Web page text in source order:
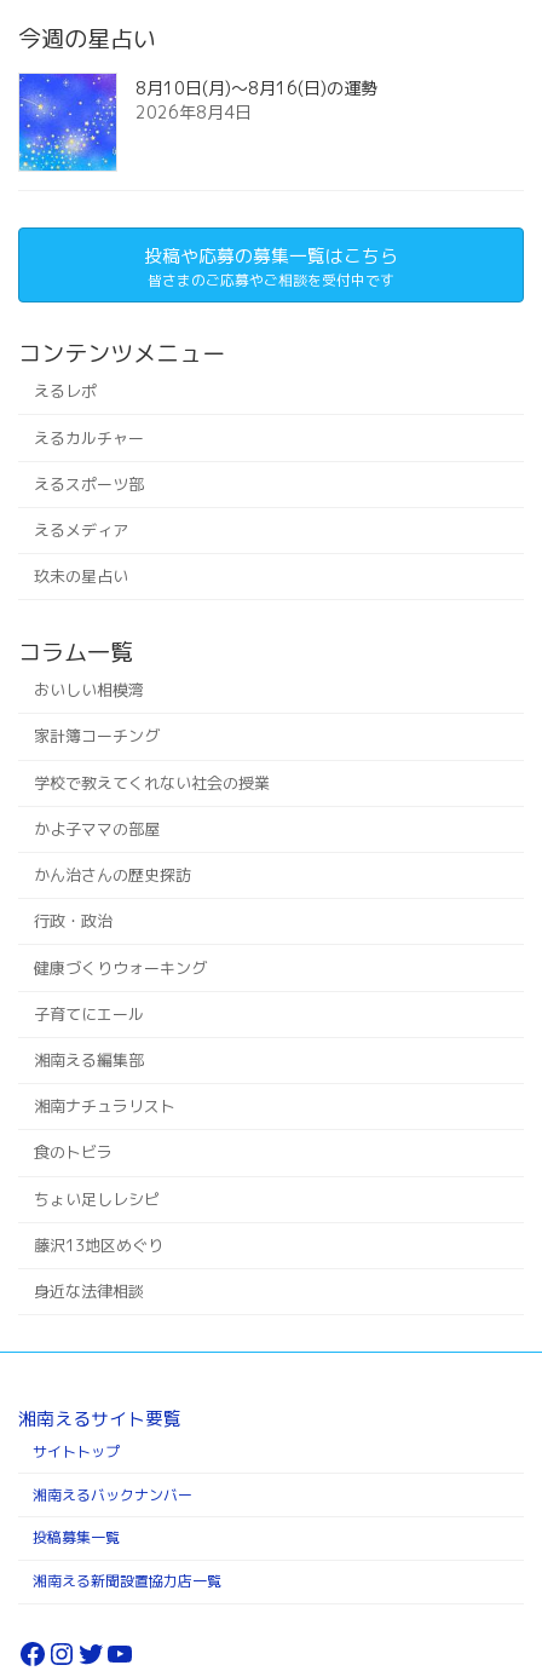
今週の星占い
8月10日(月)～8月16(日)の運勢
2026年8月4日
投稿や応募の募集一覧はこちら
皆さまのご応募やご相談を受付中です
コンテンツメニュー
えるレポ
えるカルチャー
えるスポーツ部
えるメディア
玖未の星占い
コラム一覧
おいしい相模湾
家計簿コーチング
学校で教えてくれない社会の授業
かよ子ママの部屋
かん治さんの歴史探訪
行政・政治
健康づくりウォーキング
子育てにエール
湘南える編集部
湘南ナチュラリスト
食のトビラ
ちょい足しレシピ
藤沢13地区めぐり
身近な法律相談
湘南えるサイト要覧
サイトトップ
湘南えるバックナンバー
投稿募集一覧
湘南える新聞設置協力店一覧
Facebook
Instagram
Twitter
YouTube